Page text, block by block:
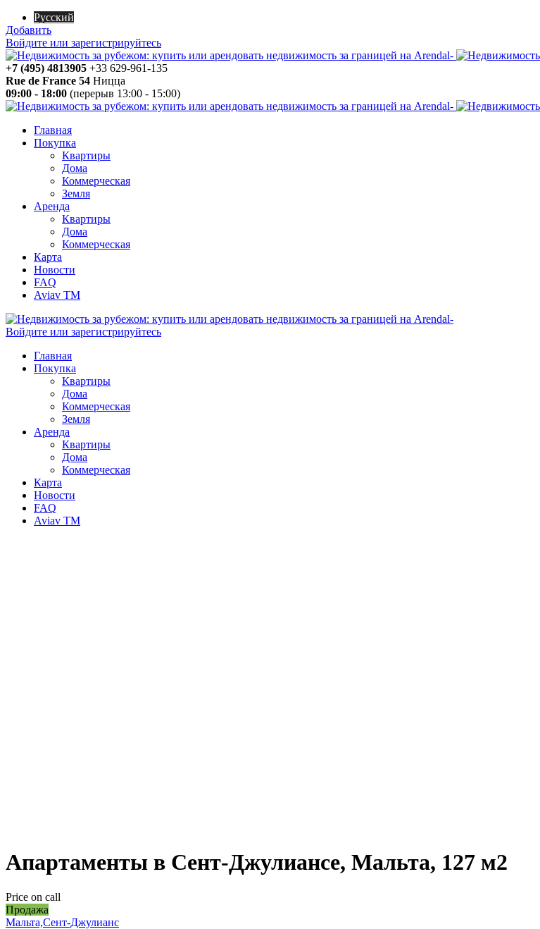
Русский
Добавить
Войдите или зарегистрируйтесь
+7 (495) 4813905 +33 629-961-135
Rue de France 54 Ницца
09:00 - 18:00 (перерыв 13:00 - 15:00)
Главная
Покупка
Квартиры
Дома
Коммерческая
Земля
Аренда
Квартиры
Дома
Коммерческая
Карта
Новости
FAQ
Aviav TM
Войдите или зарегистрируйтесь
Главная
Покупка
Квартиры
Дома
Коммерческая
Земля
Аренда
Квартиры
Дома
Коммерческая
Карта
Новости
FAQ
Aviav TM
Апартаменты в Сент-Джулиансе, Мальта, 127 м2
Price on call
Продажа
Мальта,Сент-Джулианс